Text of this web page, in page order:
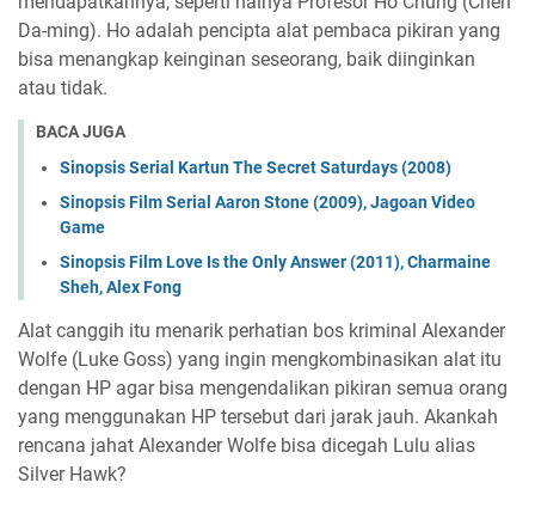
Da-ming). Ho adalah pencipta alat pembaca pikiran yang
bisa menangkap keinginan seseorang, baik diinginkan
atau tidak.
BACA JUGA
Sinopsis Serial Kartun The Secret Saturdays (2008)
Sinopsis Film Serial Aaron Stone (2009), Jagoan Video
Game
Sinopsis Film Love Is the Only Answer (2011), Charmaine
Sheh, Alex Fong
Alat canggih itu menarik perhatian bos kriminal Alexander
Wolfe (Luke Goss) yang ingin mengkombinasikan alat itu
dengan HP agar bisa mengendalikan pikiran semua orang
yang menggunakan HP tersebut dari jarak jauh. Akankah
rencana jahat Alexander Wolfe bisa dicegah Lulu alias
Silver Hawk?